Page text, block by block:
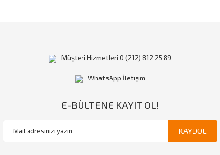
Müşteri Hizmetleri 0 (212) 812 25 89
WhatsApp İletişim
E-BÜLTENE KAYIT OL!
KAYDOL